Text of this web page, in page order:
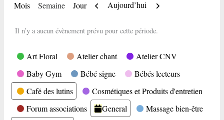
Mois Semaine Jour Précédent
Aujourd’hui Suivant
Il n’y a aucun évènement prévu pour cette période.
Catégories
Art Floral Atelier chant
Atelier CNV
Baby Gym
Bébé signe
Bébés lecteurs
Café des lutins
Cosmétiques et Produits d'entretien
Forum associations
General
Massage bien-être